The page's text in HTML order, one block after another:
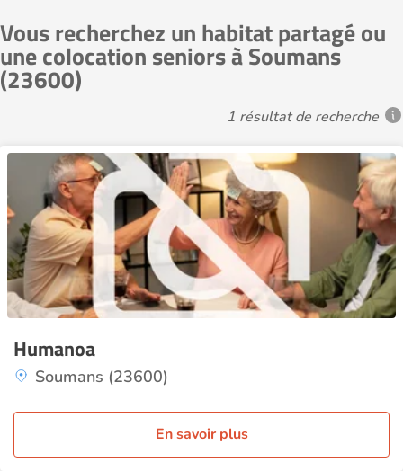
Vous recherchez un habitat partagé ou
une colocation seniors à Soumans
(23600)
1 résultat de recherche
Humanoa
Soumans (23600)
En savoir plus